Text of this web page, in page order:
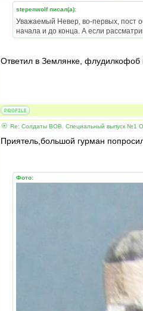
stepenwolf писал(а):
Уважаемый Невер, во-первых, пост
начала и до конца. А если
Ответил в Землянке, флудилкофоб
Re: Солдаты ВОВ. Специальный выпуск №1
Приятель,большой гурман
Фото: